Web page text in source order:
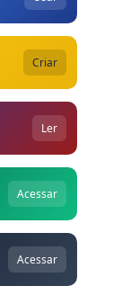
Criar
Ler
Acessar
Acessar